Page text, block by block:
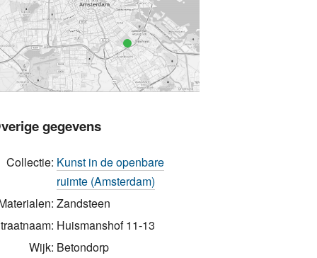
gegevens
Collectie: Kunst in de openbare
ruimte (Amsterdam)
Zandsteen
Huismanshof 11-13
Wijk: Betondorp